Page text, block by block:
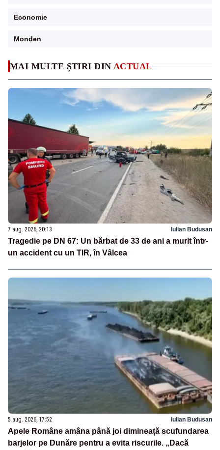
MAI MULTE ȘTIRI DIN ACTUAL
7 aug. 2026, 20:13 Iulian Budusan
Tragedie pe DN 67: Un bărbat de 33 de ani a murit într-
un accident cu un TIR, în Vâlcea
5 aug. 2026, 17:52 Iulian Budusan
Apele Române amâna până joi dimineață scufundarea
barjelor pe Dunăre pentru a evita riscurile. „Dacă
Economie
Monden